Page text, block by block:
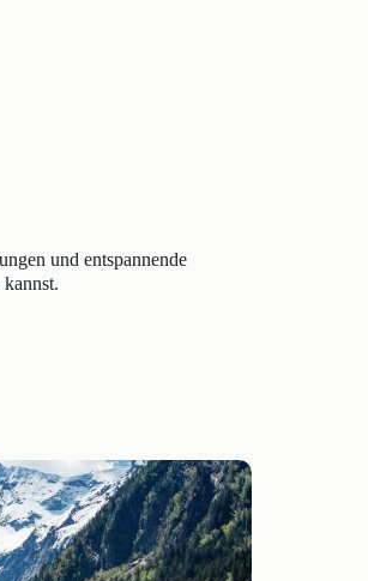
und entspannende